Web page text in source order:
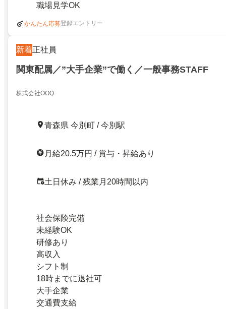
職場見学OK
かんたん応募登録エントリー
新着正社員
関東配属／”大手企業”で働く／一般事務STAFF
株式会社OOQ
青森県 今別町 / 今別駅
月給20.5万円 / 賞与・昇給あり
土日休み / 残業月20時間以内
社会保険完備
未経験OK
研修あり
高収入
シフト制
18時までに退社可
大手企業
交通費支給